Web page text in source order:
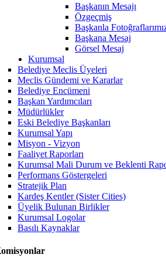
Başkanın Mesajı
Özgeçmiş
Başkanla
Başkana Mesaj
Görsel Mesaj
Kurumsal
Belediye Meclis Üyeleri
Meclis Gündemi ve Kararlar
Belediye Encümeni
Başkan Yardımcıları
Müdürlükler
Eski Belediye Başkanları
Kurumsal Yapı
Misyon - Vizyon
Faaliyet Raporları
Kurumsal Mali Durum ve Beklenti
Performans Göstergeleri
Stratejik Plan
Kardeş Kentler (Sister Cities)
Üyelik Bulunan Birlikler
Kurumsal Logolar
Basılı Kaynaklar